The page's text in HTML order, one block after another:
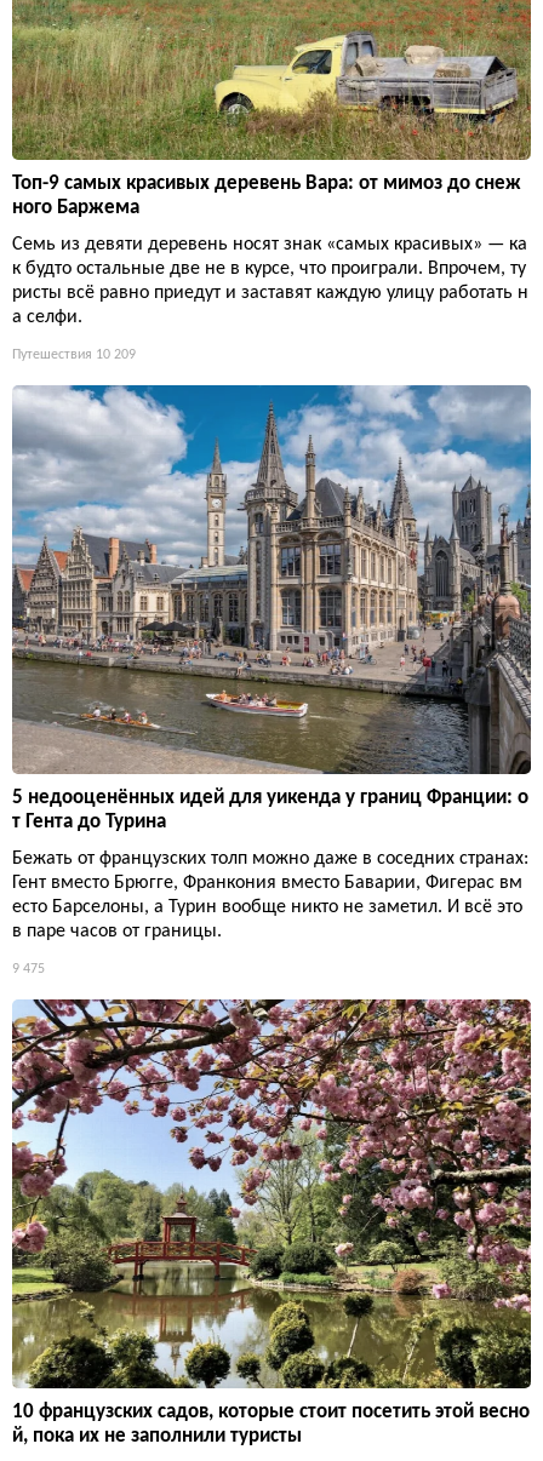
Топ-9 самых красивых деревень Вара: от мимоз до снеж
ного Баржема
Семь из девяти деревень носят знак «самых красивых» — ка
к будто остальные две не в курсе, что проиграли. Впрочем, ту
ристы всё равно приедут и заставят каждую улицу работать н
а селфи.
Путешествия 10 209
5 недооценённых идей для уикенда у границ Франции: о
т Гента до Турина
Бежать от французских толп можно даже в соседних странах:
Гент вместо Брюгге, Франкония вместо Баварии, Фигерас вм
есто Барселоны, а Турин вообще никто не заметил. И всё это
в паре часов от границы.
9 475
10 французских садов, которые стоит посетить этой весно
й, пока их не заполнили туристы